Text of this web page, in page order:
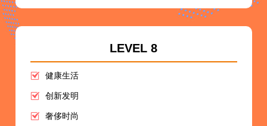
LEVEL 8
健康生活
创新发明
奢侈时尚